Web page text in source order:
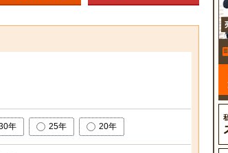
年 25年 20年